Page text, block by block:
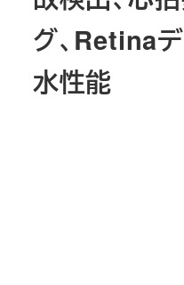
グ、Retina
水性能